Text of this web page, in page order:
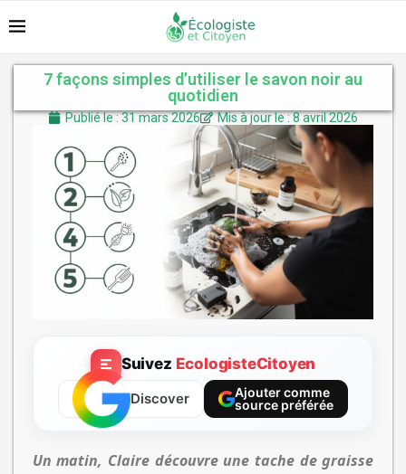
7 façons simples d’utiliser le savon noir au
quotidien
Publié le : 31 mars 2026 Mis à jour le : 8 avril 2026
Suivez EcologisteCitoyen
Discover
Ajouter comme
source préférée
Un matin, Claire découvre une tache de graisse